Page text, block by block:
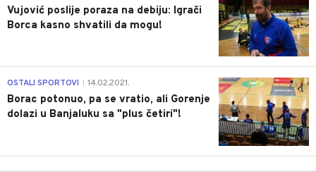
Vujović poslije poraza na debiju: Igrači
Borca kasno shvatili da mogu!
3
OSTALI SPORTOVI 14.02.2021.
Borac potonuo, pa se vratio, ali Gorenje
dolazi u Banjaluku sa "plus četiri"!